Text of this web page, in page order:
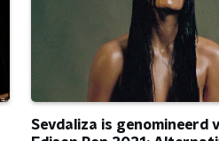
Sevdaliza is genomineerd